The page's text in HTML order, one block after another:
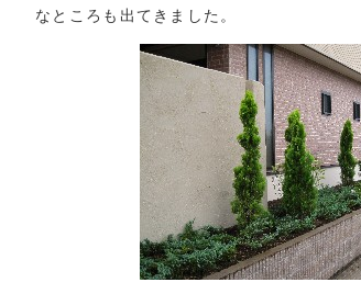
なところも出てきました。